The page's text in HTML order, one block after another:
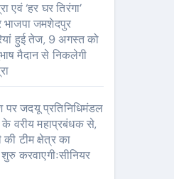
एवं ‘हर घर तिरंगा’
जमशेदपुर
हुई तेज, 9 अगस्त को
मैदान से निकलेगी
पर जदयू प्रतिनिधिमंडल
वरीय महाप्रबंधक से,
की टीम क्षेत्र का
शुरु करवाएगीःसीनियर